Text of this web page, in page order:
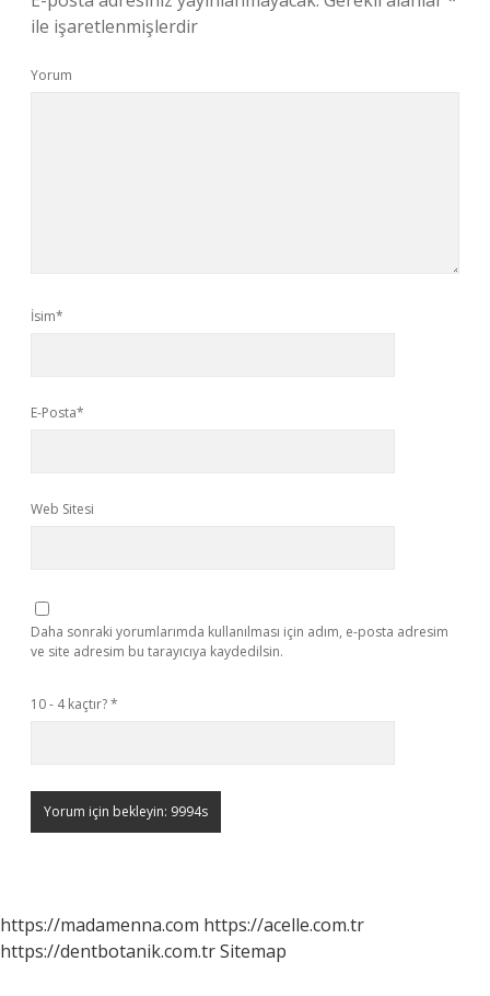
ile işaretlenmişlerdir
Yorum
İsim*
E-Posta*
Web Sitesi
Daha sonraki yorumlarımda kullanılması için adım, e-posta adresim
ve site adresim bu tarayıcıya kaydedilsin.
10 - 4 kaçtır?*
https://madamenna.com https://acelle.com.tr
https://dentbotanik.com.trSitemap